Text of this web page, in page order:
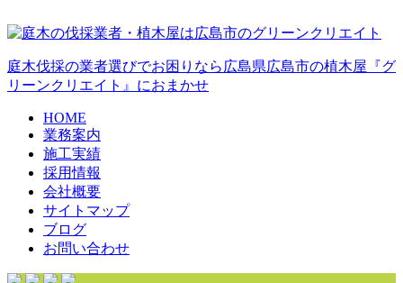
庭木伐採の業者選びでお困りなら広島県広島市の植木屋『グ
リーンクリエイト』におまかせ
HOME
業務案内
施工実績
採用情報
会社概要
サイトマップ
ブログ
お問い合わせ